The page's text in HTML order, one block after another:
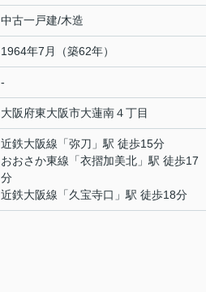
中古一戸建/木造
1964年7月（築62年）
-
大阪府東大阪市大蓮南４丁目
近鉄大阪線 「弥刀 」駅 徒歩15分
おおさか東線 「衣摺加美北 」駅 徒歩17
分
近鉄大阪線 「久宝寺口 」駅 徒歩18分